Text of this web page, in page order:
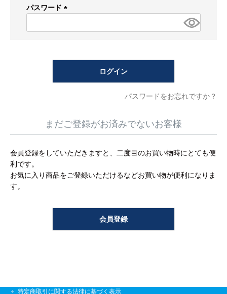
トイレ（便器）の交換はこちら
工事について
トイレ見積もりフォーム
給湯器見積もりフォーム
取り扱いメーカー 協力業者募集
パスワード
須)
ログイン
パスワードをお忘れですか？
まだご登録がお済みでないお客様
会員登録をしていただきますと、二度目のお買い物時にとても便
利です。
お気に入り商品をご登録いただけるなどお買い物が便利になりま
す。
会員登録
特定商取引に関する法律に基づく表示